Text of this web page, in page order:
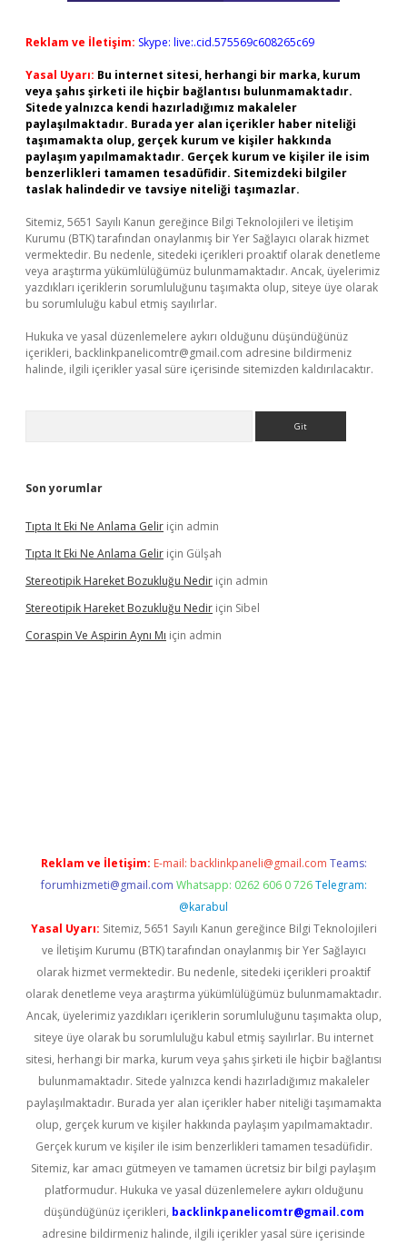
Reklam ve İletişim: Skype: live:.cid.575569c608265c69
Yasal Uyarı: Bu internet sitesi, herhangi bir marka, kurum
veya şahıs şirketi ile hiçbir bağlantısı bulunmamaktadır.
Sitede yalnızca kendi hazırladığımız makaleler
paylaşılmaktadır. Burada yer alan içerikler haber niteliği
taşımamakta olup, gerçek kurum ve kişiler hakkında
paylaşım yapılmamaktadır. Gerçek kurum ve kişiler ile isim
benzerlikleri tamamen tesadüfidir. Sitemizdeki bilgiler
taslak halindedir ve tavsiye niteliği taşımazlar.
Sitemiz, 5651 Sayılı Kanun gereğince Bilgi Teknolojileri ve İletişim
Kurumu (BTK) tarafından onaylanmış bir Yer Sağlayıcı olarak hizmet
vermektedir. Bu nedenle, sitedeki içerikleri proaktif olarak denetleme
veya araştırma yükümlülüğümüz bulunmamaktadır. Ancak, üyelerimiz
yazdıkları içeriklerin sorumluluğunu taşımakta olup, siteye üye olarak
bu sorumluluğu kabul etmiş sayılırlar.
Hukuka ve yasal düzenlemelere aykırı olduğunu düşündüğünüz
içerikleri, backlinkpanelicomtr@gmail.com adresine bildirmeniz
halinde, ilgili içerikler yasal süre içerisinde sitemizden kaldırılacaktır.
Son yorumlar
Tıpta It Eki Ne Anlama Gelir için admin
Tıpta It Eki Ne Anlama Gelir için Gülşah
Stereotipik Hareket Bozukluğu Nedir için admin
Stereotipik Hareket Bozukluğu Nedir için Sibel
Coraspin Ve Aspirin Aynı Mı için admin
Reklam ve İletişim: E-mail: backlinkpaneli@gmail.com Teams:
forumhizmeti@gmail.com Whatsapp: 0262 606 0 726 Telegram:
@karabul
Yasal Uyarı: Sitemiz, 5651 Sayılı Kanun gereğince Bilgi Teknolojileri
ve İletişim Kurumu (BTK) tarafından onaylanmış bir Yer Sağlayıcı
olarak hizmet vermektedir. Bu nedenle, sitedeki içerikleri proaktif
olarak denetleme veya araştırma yükümlülüğümüz bulunmamaktadır.
Ancak, üyelerimiz yazdıkları içeriklerin sorumluluğunu taşımakta olup,
siteye üye olarak bu sorumluluğu kabul etmiş sayılırlar. Bu internet
sitesi, herhangi bir marka, kurum veya şahıs şirketi ile hiçbir bağlantısı
bulunmamaktadır. Sitede yalnızca kendi hazırladığımız makaleler
paylaşılmaktadır. Burada yer alan içerikler haber niteliği taşımamakta
olup, gerçek kurum ve kişiler hakkında paylaşım yapılmamaktadır.
Gerçek kurum ve kişiler ile isim benzerlikleri tamamen tesadüfidir.
Sitemiz, kar amacı gütmeyen ve tamamen ücretsiz bir bilgi paylaşım
platformudur. Hukuka ve yasal düzenlemelere aykırı olduğunu
düşündüğünüz içerikleri, backlinkpanelicomtr@gmail.com
adresine bildirmeniz halinde, ilgili içerikler yasal süre içerisinde